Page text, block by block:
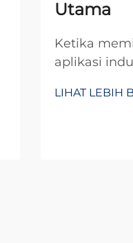
Utama
Ketika
aplikasi
penting
LIHAT LEBIH